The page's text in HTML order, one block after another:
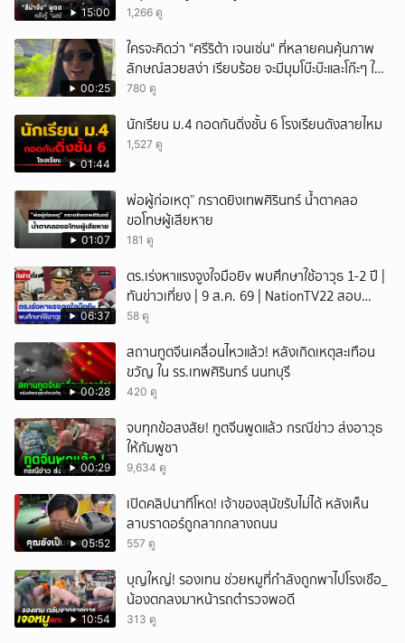
15:00 1,266 ดู
00:25
ใครจะคิดว่า "ศรีริต้า เจนเซ่น" ที่หลายคนคุ้นภาพ
ลักษณ์สวยสง่า เรียบร้อย จะมีมุมโบ๊ะบ๊ะและโก๊ะๆ ให้
ได้อมยิ้มเหมือนกัน งานนี้ทำเอาแฟนๆ ทั้งเอ็นดูทั้ง
780 ดู
01:44
นักเรียน ม.4 กอดกันดิ่งชั้น 6 โรงเรียนดังสายไหม
1,527 ดู
01:07
พ่อผู้ก่อเหตุ” กราดยิงเทพศิรินทร์ น้ำตาคลอ
ขอโทษผู้เสียหาย
181 ดู
06:37
ตร.เร่งหาแรงจูงใจมือยิv พบศึกษาใช้อาวุธ 1-2 ปี |
ทันข่าวเที่ยง | 9 ส.ค. 69 | NationTV22 สอบ
พยานแล้ว 17 ปาก เร่งตรวจมือถือและหลักฐานที่
เพื่อน และสื่อโซเ
58 ดู
00:28
สถานทูตจีนเคลื่อนไหวแล้ว! หลังเกิดเหตุสะเทือน
ขวัญ ใน รร.เทพศิรินทร์ นนทบุรี
420 ดู
00:29
จบทุกข้อสงสัย! ทูตจีนพูดแล้ว กรณีข่าว ส่งอาวุธ
ให้กัมพูชา
9,634 ดู
05:52
เปิดคลิปนาทีโหด! เจ้าของสุนัขรับไม่ได้ หลังเห็น
ลาบราดอร์ถูกลากกลางถนน
557 ดู
10:54
บุญใหญ่! รองเทน ช่วยหมูที่กำลังถูกพาไปโรงเชือ_
น้องตกลงมาหน้ารถตำรวจพอดี
313 ดู